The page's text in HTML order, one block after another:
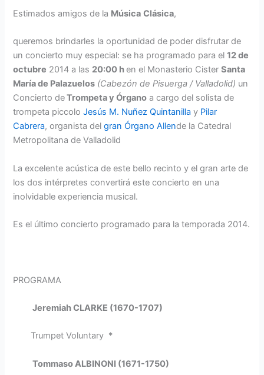
Estimados amigos de la Música Clásica,
queremos brindarles la oportunidad de poder disfrutar de
un concierto muy especial: se ha programado para el12 de
octubre 2014 a las 20:00 hen el Monasterio CisterSanta
María de Palazuelos (Cabezón de Pisuerga / Valladolid) un
Concierto deTrompeta y Órgano a cargo del solista de
trompeta piccoloJesús M. Nuñez Quintanilla y Pilar
Cabrera, organista delgran Órgano Allende la Catedral
Metropolitana de Valladolid
La excelente acústica de este bello recinto y el gran arte de
los dos intérpretes convertirá este concierto en una
inolvidable experiencia musical.
Es el último concierto programado para la temporada 2014.
PROGRAMA
Jeremiah CLARKE (1670-1707)
Trumpet Voluntary *
Tommaso ALBINONI (1671-1750)